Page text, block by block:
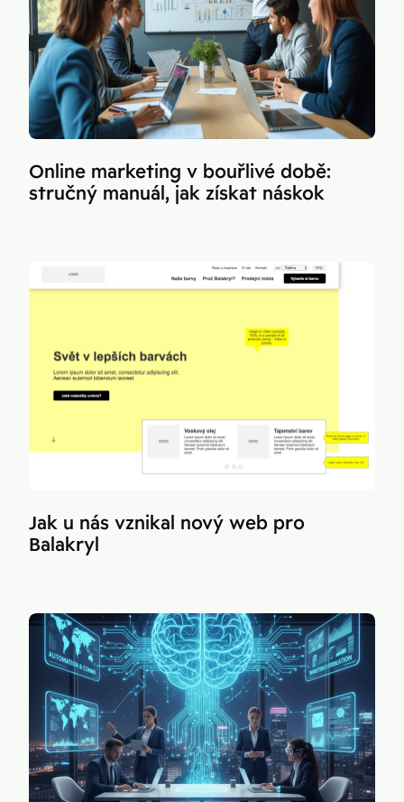
Online marketing v bouřlivé době:
stručný manuál, jak získat náskok
Jak u nás vznikal nový web pro
Balakryl